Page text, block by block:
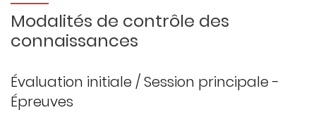
Modalités de contrôle des
connaissances
Évaluation initiale / Session principale -
Épreuves